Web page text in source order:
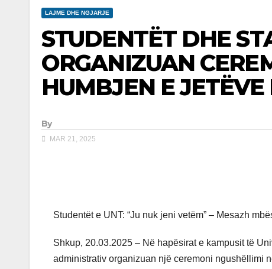
LAJME DHE NGJARJE
STUDENTËT DHE
ORGANIZUAN
HUMBJEN E
By
MAR 21, 2025
Studentët e UNT: “Ju nuk jeni vetëm” – Mesazh
Shkup, 20.03.2025 – Në hapësirat e kampusit të
administrativ organizuan një ceremoni ngushëllimi